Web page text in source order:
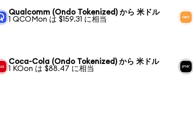
Qualcomm (Ondo Tokenized) から 米ドル
1 QCOMon は $159.31 に相当
Coca-Cola (Ondo Tokenized) から 米ドル
1 KOon は $88.47 に相当